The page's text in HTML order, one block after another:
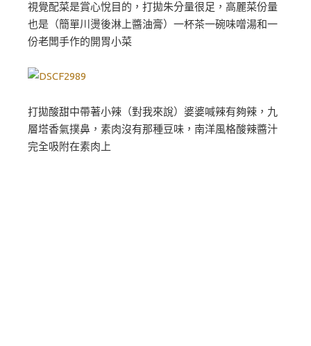
視覺配菜是賞心悅目的，打拋朱分量很足，高麗菜份量
也是（簡單川燙後淋上醬油膏）一杯茶一碗味噌湯和一
份老闆手作的開胃小菜
打拋酸甜中帶著小辣（對我來說）婆婆喊辣有夠辣，九
層塔香氣撲鼻，素肉沒有那種豆味，南洋風格酸辣醬汁
完全吸附在素肉上